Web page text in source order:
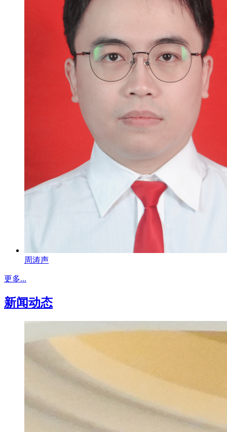
周涛声
更多...
新闻动态